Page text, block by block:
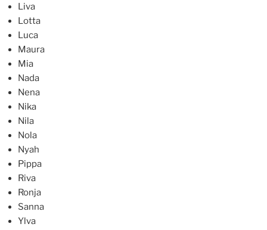
Liva
Lotta
Luca
Maura
Mia
Nada
Nena
Nika
Nila
Nola
Nyah
Pippa
Riva
Ronja
Sanna
Ylva